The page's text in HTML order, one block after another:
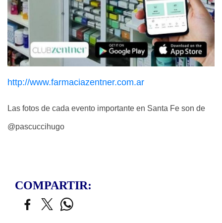
http://www.farmaciazentner.com.ar
Las fotos de cada evento importante en Santa Fe son de
@pascuccihugo
COMPARTIR: